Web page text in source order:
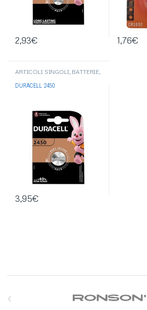
2,93€ 1,76€
ARTICOLI SINGOLI, BATTERIE,
ACUSTICHE,BATTERIE
DURACELL
DURACELL 2450
3,95€